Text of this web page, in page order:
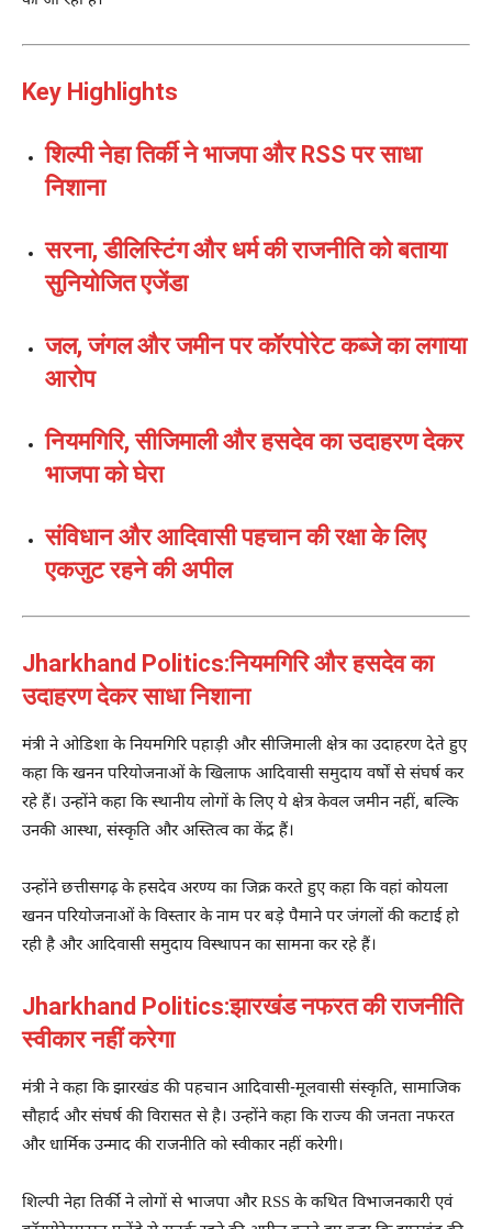
Key Highlights
शिल्पी नेहा तिर्की ने भाजपा और RSS पर साधा
निशाना
सरना, डीलिस्टिंग और धर्म की राजनीति को बताया
सुनियोजित एजेंडा
जल, जंगल और जमीन पर कॉरपोरेट कब्जे का लगाया
आरोप
नियमगिरि, सीजिमाली और हसदेव का उदाहरण देकर
भाजपा को घेरा
संविधान और आदिवासी पहचान की रक्षा के लिए
एकजुट रहने की अपील
Jharkhand Politics:नियमगिरि और हसदेव का
उदाहरण देकर साधा निशाना
मंत्री ने ओडिशा केनियमगिरि पहाड़ी और सीजिमाली क्षेत्र का उदाहरण देते हुए
कहा कि खनन परियोजनाओं के खिलाफ आदिवासी समुदाय वर्षों से संघर्ष कर
रहे हैं। उन्होंने कहा कि स्थानीय लोगों के लिए ये क्षेत्र केवल जमीन नहीं, बल्कि
उनकी आस्था, संस्कृति और अस्तित्व का केंद्र हैं।
उन्होंने छत्तीसगढ़ केहसदेव अरण्य का जिक्र करते हुए कहा कि वहां कोयला
खनन परियोजनाओं के विस्तार के नाम पर बड़े पैमाने पर जंगलों की कटाई हो
रही है और आदिवासी समुदाय विस्थापन का सामना कर रहे हैं।
Jharkhand Politics:झारखंड नफरत की राजनीति
स्वीकार नहीं करेगा
मंत्री ने कहा कि झारखंड की पहचान आदिवासी-मूलवासी संस्कृति, सामाजिक
सौहार्द और संघर्ष की विरासत से है। उन्होंने कहा कि राज्य की जनता नफरत
और धार्मिक उन्माद की राजनीति को स्वीकार नहीं करेगी।
शिल्पी नेहा तिर्की ने लोगों से भाजपा और RSS के कथित विभाजनकारी एवं